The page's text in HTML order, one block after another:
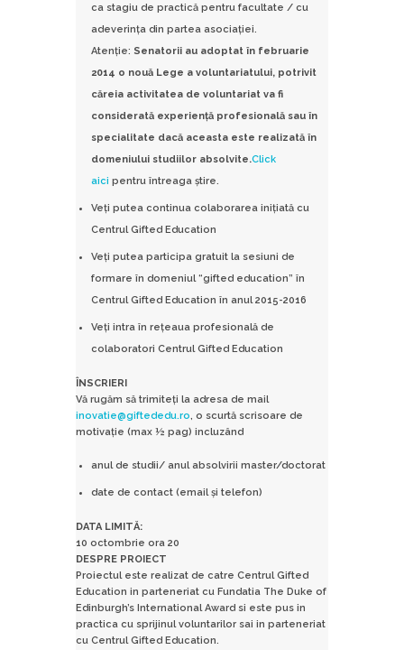
ca stagiu de practică pentru facultate / cu
adeverința din partea asociației.
Atenție: Senatorii au adoptat în februarie
2014 o nouă Lege a voluntariatului, potrivit
căreia activitatea de voluntariat va fi
considerată experienţă profesională sau în
specialitate dacă aceasta este realizată în
domeniului studiilor absolvite.Click
aici pentru întreaga știre.
Veți putea continua colaborarea inițiată cu
Centrul Gifted Education
Veți putea participa gratuit la sesiuni de
formare în domeniul “gifted education” în
Centrul Gifted Education în anul 2015-2016
Veți intra în rețeaua profesională de
colaboratori Centrul Gifted Education
ÎNSCRIERI
Vă rugăm să trimiteți la adresa de mail
inovatie@giftededu.ro , o scurtă scrisoare de
motivație (max ½ pag) incluzând
anul de studii/ anul absolvirii master/doctorat
date de contact (email și telefon)
DATA LIMITĂ:
10 octombrie ora 20
DESPRE PROIECT
Proiectul este realizat de catre Centrul Gifted
Education in parteneriat cu Fundatia The Duke of
Edinburgh’s International Award si este pus in
practica cu sprijinul voluntarilor sai in parteneriat
cu Centrul Gifted Education.